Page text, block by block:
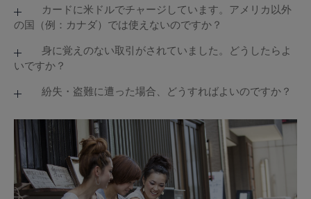
動音声案内にてご確認ください。
また、3回以上暗証番号を間違えると、ロックがかか
りご利用できなくなります。その場合もカードサービ
スにご連絡ください。
可能性あり）」、「FRAUD（不正利用）」、または
「SUSPEND（一時利用停止）」となっていません
か？ マイアカウントでステイタスをご確認ください。
当社では犯罪防止の観点より、ある一定のルールに基
づき、お客様のカード利用のモニタリングをしており
ドルで決済されます。あえてDCCサービスを利用して
日本円で決済を選択すると、当初入金時と今回支払い
サービスが提供された場合は、現地通貨での決済を選
択してください。
日本円→米ドル→ユーロ→英ポンド→豪ドル→NZドル
→カナダドル→シンガポールドル→香港ドル
している場合、取引は拒否されます。
キャンセルされたお取引がカード残高に反映されるま
でには1ヶ月以上かかる場合があります。キャンセル
サービスまでお問い合わせください。取消された取引
は、確定後はマイアカウントで表示されなくなりま
す。
カードに米ドルでチャージしています。アメリカ以外
の国（例：カナダ）では使えないのですか？
カナダでもご利用いただけます。現地通貨を保有して
いない場合でも、その他にチャージいただいている通
※その場合は、米ドル以外の通貨から変換されるため
為替手数料がかかります。
身に覚えのない取引がされていました。どうしたらよ
いですか？
直ちに「マイアカウント」でカードを一時停止してい
スにご連絡ください。カードサービスで24時間、お客
様をサポートいたします。
紛失・盗難に遭った場合、どうすればよいのですか？
直ちにマイアカウントで一時停止をするか、カード会
員ご自身より、すみやかにカードサービスにご連絡く
ださい。カードサービスで24時間お客様をサポートい
たします。また、スペアカードがあれば、オリジナル
カードの利用停止後、すぐに利用再開できます。スペ
アカードは有効化手続きが必要です。